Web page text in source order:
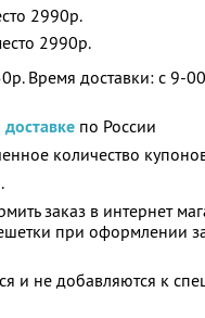
2990р.
2990р.
Время доставки: с 9-
доставке по России
количество
заказ в интернет
при оформлении
и не добавляются к